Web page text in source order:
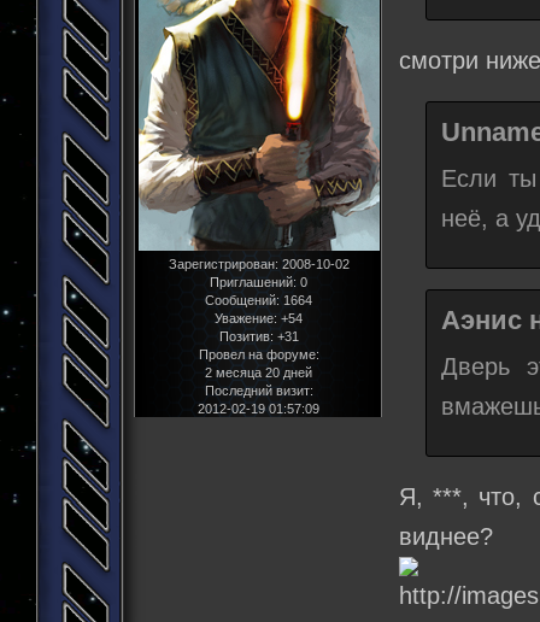
Зарегистрирован: 2008-10-02
Приглашений: 0
Сообщений: 1664
Уважение: +54
Позитив: +31
Провел на форуме:
2 месяца 20 дней
Последний визит:
2012-02-19 01:57:09
смотри
Если
неё, а
Аэнис
Дверь
Я, ***, что,